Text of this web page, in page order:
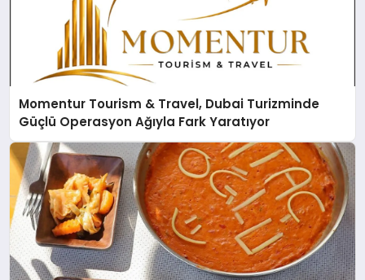
Momentur Tourism & Travel, Dubai Turizminde
Güçlü Operasyon Ağıyla Fark Yaratıyor